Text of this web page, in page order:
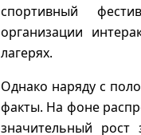
спортивный
организации
лагерях.
Однако наряду с
факты. На фоне
значительный